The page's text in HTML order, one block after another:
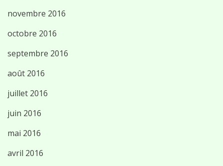
novembre 2016
octobre 2016
septembre 2016
août 2016
juillet 2016
juin 2016
mai 2016
avril 2016